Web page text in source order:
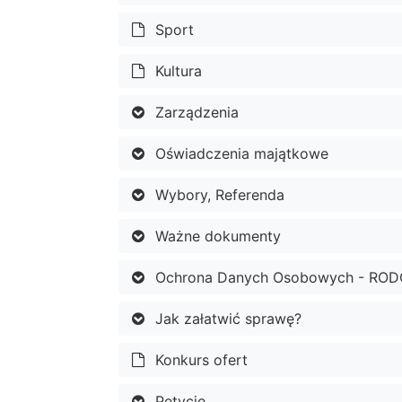
Sport
Kultura
Zarządzenia
Oświadczenia majątkowe
Wybory, Referenda
Ważne dokumenty
Ochrona Danych Osobowych -
Jak załatwić sprawę?
Konkurs ofert